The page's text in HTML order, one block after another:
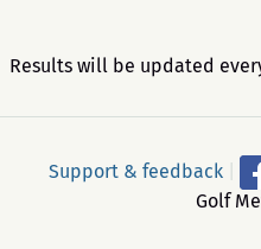
Results will be updated
Support & feedback
Golf